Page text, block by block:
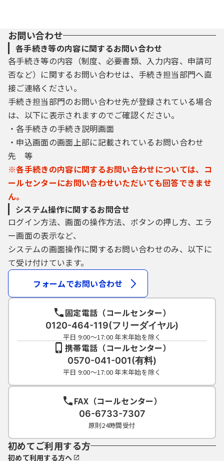
お問い合わせ
各手続き等の内容に関するお問い合わせ
各手続き等の内容（制度、必要書類、入力内容、申請可
否など）に関するお問い合わせは、手続き担当部門へ直
接ご連絡ください。
手続き担当部門のお問い合わせ先が登録されている場合
は、以下に表示されますのでご確認ください。
・各手続きの手続き説明画面
・申込画面の画面上部に記載されているお問い合わせ
先 等
※各手続きの内容に関するお問い合わせについては、コ
ールセンターにお問い合わせいただいても回答できませ
ん。
システム操作に関するお問合せ
ログイン方法、画面の操作方法、ボタンの押し方、エラ
ー画面の表示など、
システムの画面操作に関するお問い合わせのみ、以下に
て受け付けています。
フォームでお問い合わせ
固定電話（コールセンター）
0120-464-119(フリーダイヤル)
平日 9:00～17:00 年末年始を除く
携帯電話（コールセンター）
0570-041-001(有料)
平日 9:00～17:00 年末年始を除く
FAX（コールセンター）
06-6733-7307
原則24時間受付
初めてご利用する方
初めて利用する方へ